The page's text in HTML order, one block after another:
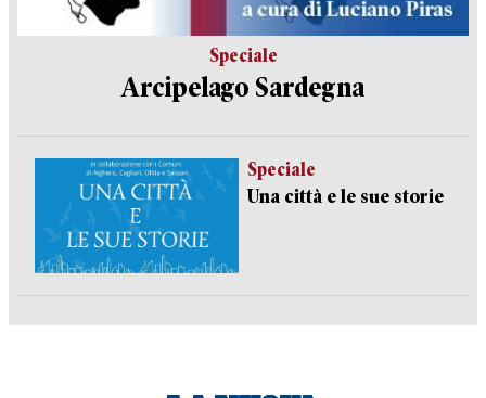
Speciale
Arcipelago Sardegna
Speciale
Una città e le sue storie